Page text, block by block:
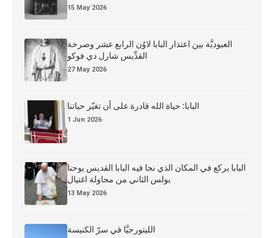
15 May 2026
العبوديَّة بين اعتذار البابا لاوُن الرابع عشر وصرخة
القدِّيس شارل دي فوكو
27 May 2026
البابا: حياة الله قادرة على أن تغيّر حياتنا
1 Jun 2026
البابا يركع في المكان الذي نجا فيه البابا القديس يوحنا
بولس الثاني من محاولة اغتيال
13 May 2026
الليتورجيَّا في سرّ الكنيسة